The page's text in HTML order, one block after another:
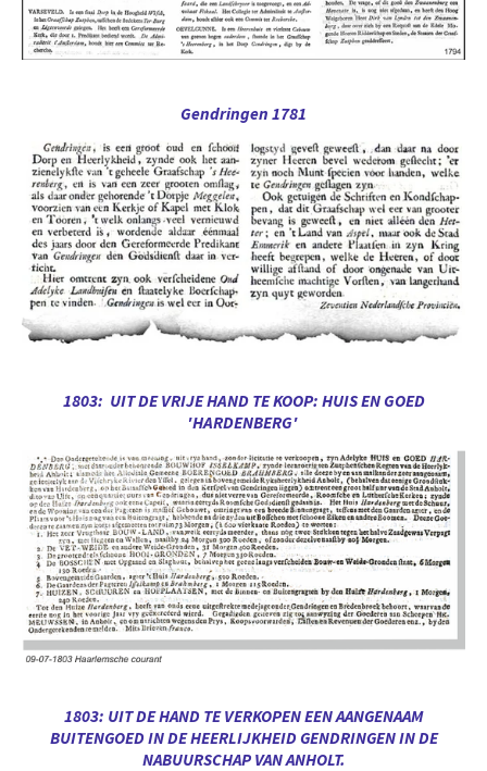
Gendringen 1781
1803: UIT DE VRIJE HAND TE KOOP: HUIS EN GOED
'HARDENBERG'
1803: UIT DE HAND TE VERKOPEN EEN AANGENAAM
BUITENGOED IN DE HEERLIJKHEID GENDRINGEN IN DE
NABUURSCHAP VAN ANHOLT.